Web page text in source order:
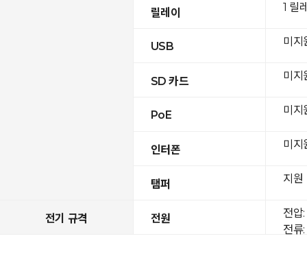
릴레이
USB
SD 카드
PoE
인터폰
탬퍼
전기 규격 전원
1 릴
미지
미지
미지
미지
지원
전압
전류